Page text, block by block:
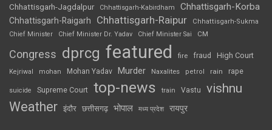
Chhattisgarh-Jagdalpur Chhattisgarh-Kabirdham Chhattisgarh-Korba
Chhattisgarh-Raigarh Chhattisgarh-Raipur
Chhattisgarh-Sukma
Chief Minister
Chief Minister Dr. Yadav Chief Minister Sai CM
Congress dprcg featured fire fraud High Court
Kejriwal mohan Mohan Yadav Murder Naxalites petrol rain rape
suicide Supreme Court top-news train Vastu vishnu
Weather इंदौर छत्तीसगढ़ भोपाल मध्य प्रदेश रायपुर